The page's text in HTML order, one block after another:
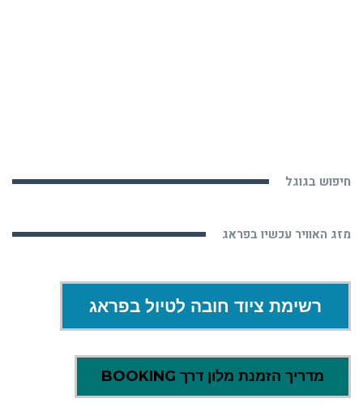
חיפוש בגוגל
מזג האוויר עכשיו בפראג
רשימת ציוד חובה לטיול בפראג
מדריך הזמנת מלון דרך BOOKING